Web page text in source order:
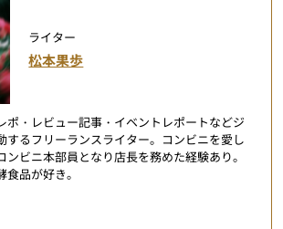
ライター
松本果歩
ポ・レビュー記事・イベントレポートなどジ
するフリーランスライター。コンビニを愛し
ンビニ本部員となり店長を務めた経験あり。
品が好き。